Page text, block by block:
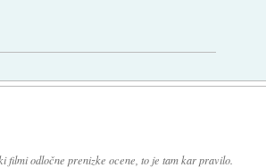
filmi odločne prenizke ocene, to je tam kar pravilo.